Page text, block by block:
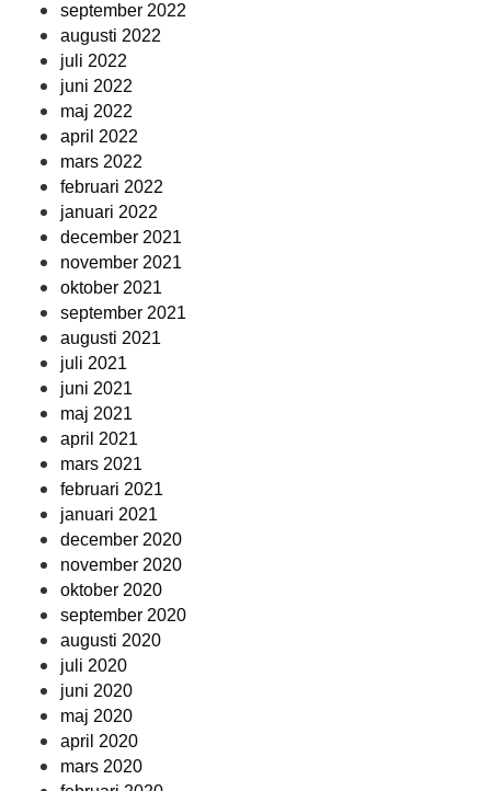
september 2022
augusti 2022
juli 2022
juni 2022
maj 2022
april 2022
mars 2022
februari 2022
januari 2022
december 2021
november 2021
oktober 2021
september 2021
augusti 2021
juli 2021
juni 2021
maj 2021
april 2021
mars 2021
februari 2021
januari 2021
december 2020
november 2020
oktober 2020
september 2020
augusti 2020
juli 2020
juni 2020
maj 2020
april 2020
mars 2020